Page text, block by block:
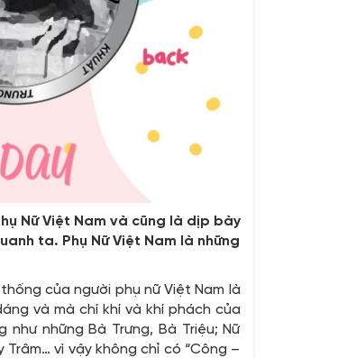
Nữ Việt Nam và cũng là dịp bày
ta. Phụ Nữ Việt Nam là những
của người phụ nữ Việt Nam là
và mà chí khí và khí phách của
những Bà Trưng, Bà Triệu; Nữ
vì vậy không chỉ có “Công –